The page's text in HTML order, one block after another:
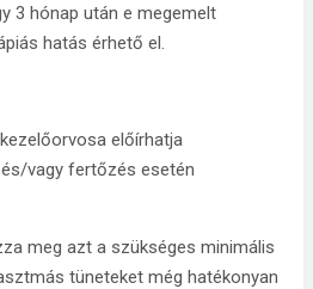
3 hónap után e megemelt
hatás érhető el.
előírhatja
vagy fertőzés esetén
meg azt a szükséges minimális
tüneteket még hatékonyan